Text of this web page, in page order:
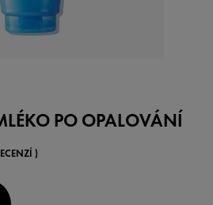
PO OPALOVÁNÍ
)